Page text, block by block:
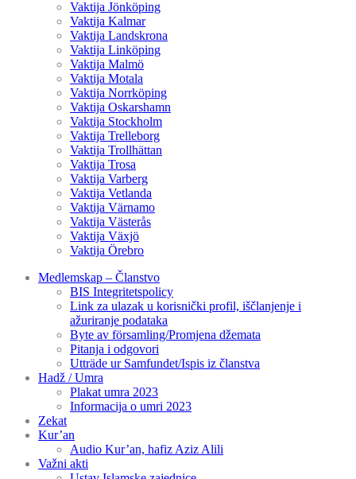
Vaktija Jönköping
Vaktija Kalmar
Vaktija Landskrona
Vaktija Linköping
Vaktija Malmö
Vaktija Motala
Vaktija Norrköping
Vaktija Oskarshamn
Vaktija Stockholm
Vaktija Trelleborg
Vaktija Trollhättan
Vaktija Trosa
Vaktija Varberg
Vaktija Vetlanda
Vaktija Värnamo
Vaktija Västerås
Vaktija Växjö
Vaktija Örebro
Medlemskap – Članstvo
BIS Integritetspolicy
Link za ulazak u korisnički profil, iščlanjenje i
ažuriranje podataka
Byte av församling/Promjena džemata
Pitanja i odgovori
Utträde ur Samfundet/Ispis iz članstva
Hadž / Umra
Plakat umra 2023
Informacija o umri 2023
Zekat
Kur’an
Audio Kur’an, hafiz Aziz Alili
Važni akti